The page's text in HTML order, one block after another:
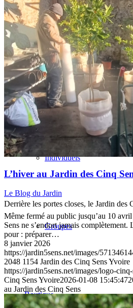
Informations pratiques
Billetterie
Individuels
Groupes
Boutique
L’hiver au Jardin des Cinq
Le Blog du Jardin
Derrière les portes closes, le Jardin
Même fermé au public jusqu’au 10
Sens ne s’endort jamais complètement.
pour : préparer…
8 janvier 2026
https://jardin5sens.net/images/
2048 1154 Jardin des Cinq Sens Yvoire
https://jardin5sens.net/images/logo-
Cinq Sens Yvoire2026-01-08 15:45:47
au Jardin des Cinq Sens